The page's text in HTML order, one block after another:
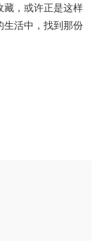
藏，或许正是这样
生活中，找到那份